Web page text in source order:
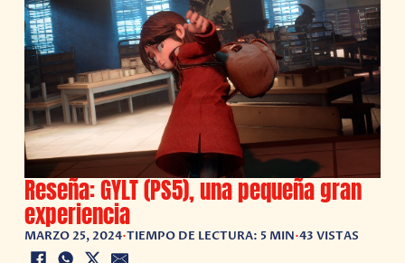
Reseña: GYLT (PS5), una pequeña gran
experiencia
MARZO 25, 2024•TIEMPO DE LECTURA: 5 MIN•43 VISTAS